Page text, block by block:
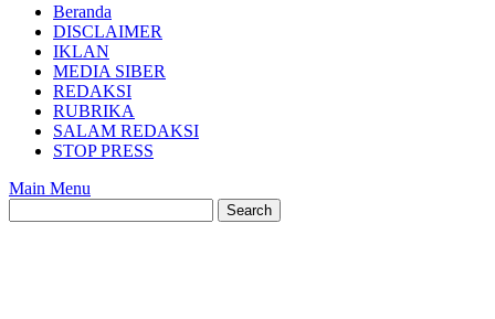
Beranda
DISCLAIMER
IKLAN
MEDIA SIBER
REDAKSI
RUBRIKA
SALAM REDAKSI
STOP PRESS
Main Menu